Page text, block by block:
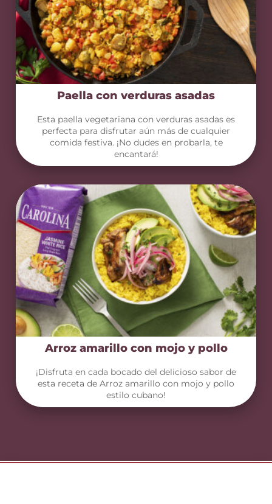
Paella con verduras asadas
Esta paella vegetariana con verduras asadas es
perfecta para disfrutar aún más de cualquier
comida festiva. ¡No dudes en probarla, te
encantará!
Arroz amarillo con mojo y pollo
¡Disfruta en cada bocado del delicioso sabor de
esta receta de Arroz amarillo con mojo y pollo
estilo cubano!